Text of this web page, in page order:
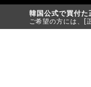
韓国公式で買付た
ご希望の方には、[